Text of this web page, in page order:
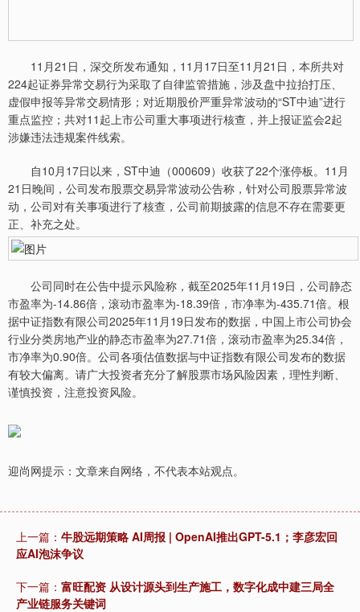
11月21日，深交所发布通知，11月17日至11月21日，本所共对
224起证券异常交易行为采取了自律监管措施，涉及盘中拉抬打压、
虚假申报等异常交易情形；对近期股价严重异常波动的“ST中迪”进行
重点监控；共对11起上市公司重大事项进行核查，并上报证监会2起
涉嫌违法违规案件线索。
自10月17日以来，ST中迪（000609）收获了22个涨停板。11月
21日晚间，公司发布股票交易异常波动公告称，针对公司股票异常波
动，公司对有关事项进行了核查，公司前期披露的信息不存在需要更
正、补充之处。
公司同时在公告中提示风险称，截至2025年11月19日，公司静态
市盈率为-14.86倍，滚动市盈率为-18.39倍，市净率为-435.71倍。根
据中证指数有限公司2025年11月19日发布的数据，中国上市公司协会
行业分类房地产业的静态市盈率为27.71倍，滚动市盈率为25.34倍，
市净率为0.90倍。公司各项估值数据与中证指数有限公司发布的数据
有较大偏离。请广大投资者充分了解股票市场风险因素，理性判断、
谨慎投资，注意投资风险。
迎尚网提示：文章来自网络，不代表本站观点。
上一篇： 牛股远期策略 AI周报 | OpenAI推出GPT-5.1；李彦宏回
应AI泡沫争议
下一篇： 富旺配资 从设计源头到生产施工，数字化成中建三局全
产业链服务关键词